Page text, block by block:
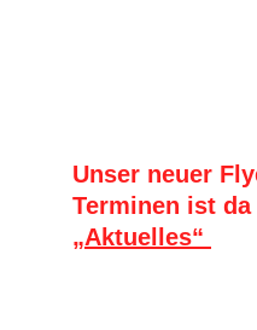
Unser neuer
Terminen ist da
„Aktuelles“